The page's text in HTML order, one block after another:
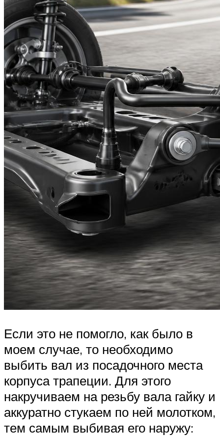
Если это не помогло, как было в
моем случае, то необходимо
выбить вал из посадочного места
корпуса трапеции. Для этого
накручиваем на резьбу вала гайку и
аккуратно стукаем по ней молотком,
тем самым выбивая его наружу: